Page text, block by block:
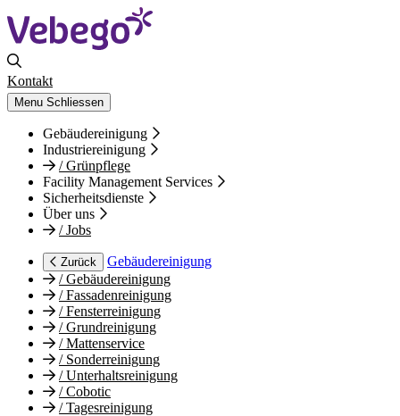
Kontakt
Menu Schliessen
Gebäudereinigung
Industriereinigung
/Grünpflege
Facility Management Services
Sicherheitsdienste
Über uns
/Jobs
Zurück
Gebäudereinigung
/Gebäudereinigung
/Fassadenreinigung
/Fensterreinigung
/Grundreinigung
/Mattenservice
/Sonderreinigung
/Unterhaltsreinigung
/Cobotic
/Tagesreinigung